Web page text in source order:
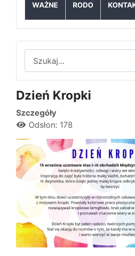
WAŻNE RODO
Dzień Kropki
Szczegóły
Odsłon: 178